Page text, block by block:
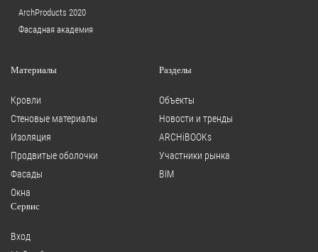
Материалы
Кровли
Стеновые материалы
Изоляция
Продвитые оболочки
Фасады
Окна
Разделы
Объекты
Новости и тренды
ARCHiBOOKs
Участники рынка
BIM
Сервис
Вход
ArchProducts 2020
Фасадная академия